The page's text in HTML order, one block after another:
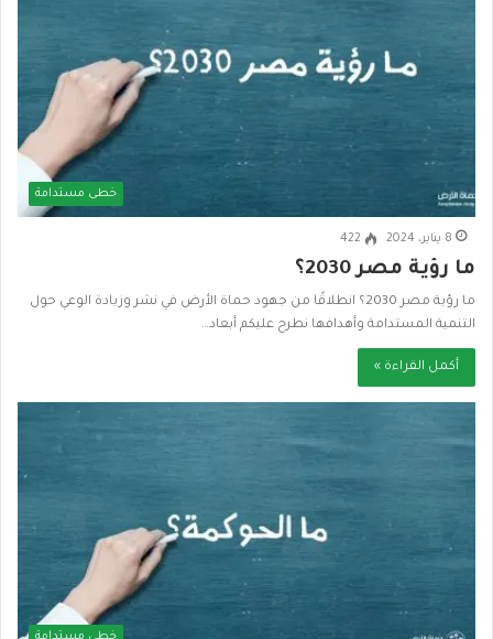
خطى مستدامة
8 يناير، 2024 422
ما رؤية مصر 2030؟
ما رؤية مصر 2030؟ انطلاقًا من جهود حماة الأرض في نشر وزيادة الوعي حول
التنمية المستدامة وأهدافها نطرح عليكم أبعاد…
أكمل القراءة »